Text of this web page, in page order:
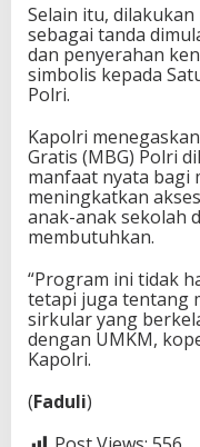
Selain itu,
sebagai tanda
dan penyerahan
simbolis kepada
Polri.
Kapolri
Gratis (MBG) Polri
manfaat nyata bagi
meningkatkan
anak-anak sekolah
membutuhkan.
“Program ini tidak
tetapi juga tentang
sirkular yang
dengan UMKM,
Kapolri.
(Faduli)